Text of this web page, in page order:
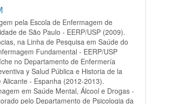
pela Escola de Enfermagem de
de São Paulo - EERP/USP (2009).
na Linha de Pesquisa em Saúde do
Fundamental - EERP/USP
no Departamento de Enfermería
y Salud Pública e Historia de la
- Espanha (2012-2013).
em Saúde Mental, Álcool e Drogas -
pelo Departamento de Psicologia da